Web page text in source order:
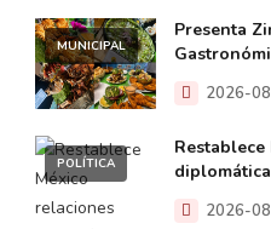
MUNICIPAL
Presenta
2026-
POLÍTICA
2026-